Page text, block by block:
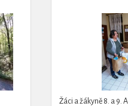
Žáci a žákyně 8. a 9.